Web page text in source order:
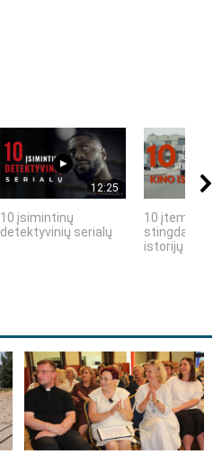
12:25
10 įsimintinų
detektyvinių serialų
10 įtemptų,
stingdančių
istorijų